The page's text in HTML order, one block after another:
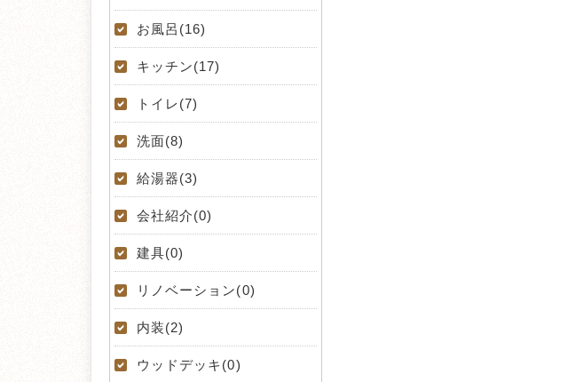
お風呂(16)
キッチン(17)
トイレ(7)
洗面(8)
給湯器(3)
会社紹介(0)
建具(0)
リノベーション(0)
内装(2)
ウッドデッキ(0)